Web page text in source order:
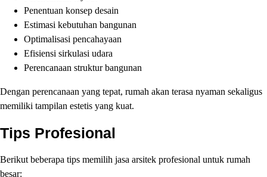
Penentuan konsep desain
Estimasi kebutuhan bangunan
Optimalisasi pencahayaan
Efisiensi sirkulasi udara
Perencanaan struktur bangunan
Dengan perencanaan yang tepat, rumah akan terasa nyaman sekaligus
memiliki tampilan estetis yang kuat.
Tips Profesional
Berikut beberapa tips memilih jasa arsitek profesional untuk rumah
besar: